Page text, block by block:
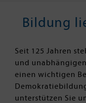
Bildung
Seit 125 Jahren
und
einen wichtigen
unterstützen Sie